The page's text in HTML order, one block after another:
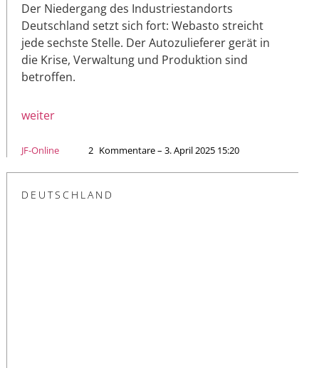
Der Niedergang des Industriestandorts
Deutschland setzt sich fort: Webasto streicht
jede sechste Stelle. Der Autozulieferer gerät in
die Krise, Verwaltung und Produktion sind
betroffen.
weiter
JF-Online 2 Kommentare – 3. April 2025 15:20
DEUTSCHLAND